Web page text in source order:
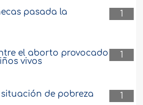
1
pasada la
1
el aborto provocado
vivos
1
de pobreza